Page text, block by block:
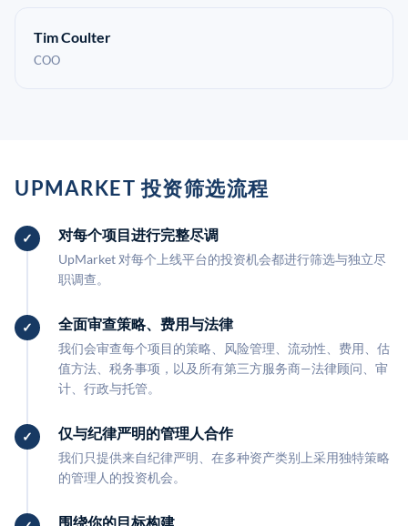
Tim Coulter
COO
UPMARKET 投资筛选流程
对每个项目进行完整尽调
UpMarket 对每个上线平台的投资机会都进行筛选与独立尽
职调查。
全面审查策略、费用与法律
我们会审查每个项目的策略、风险管理、流动性、费用、估
值方法、税务事项，以及所有第三方服务商—法律顾问、审
计、行政与托管。
仅与纪律严明的管理人合作
我们只提供来自纪律严明、在多种资产类别上采用独特策略
的管理人的投资机会。
围绕你的目标构建